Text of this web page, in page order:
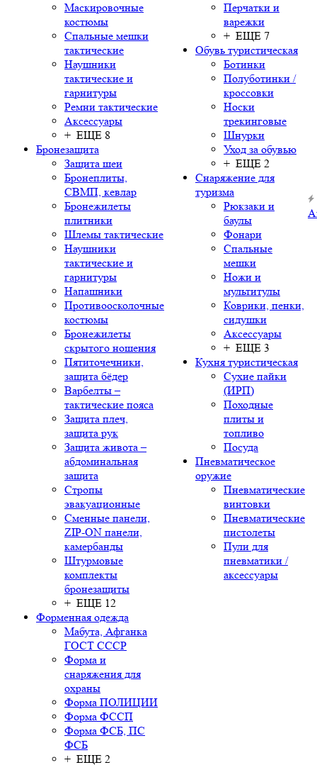
Маскировочные
костюмы
Спальные мешки
тактические
Наушники
тактические и
гарнитуры
Ремни тактические
Аксессуары
+ ЕЩЕ 8
Бронезащита
Защита шеи
Бронеплиты,
СВМП, кевлар
Бронежилеты
плитники
Шлемы тактические
Наушники
тактические и
гарнитуры
Напашники
Противоосколочные
костюмы
Бронежилеты
скрытого ношения
Пятиточечники,
защита бёдер
Варбелты –
тактические пояса
Защита плеч,
защита рук
Защита живота –
абдоминальная
защита
Стропы
эвакуационные
Сменные панели,
ZIP-ON панели,
камербанды
Штурмовые
комплекты
бронезащиты
+ ЕЩЕ 12
Форменная одежда
Мабута, Афганка
ГОСТ СССР
Форма и
снаряжения для
охраны
Форма ПОЛИЦИИ
Форма ФССП
Форма ФСБ, ПС
ФСБ
+ ЕЩЕ 2
Перчатки и
варежки
+ ЕЩЕ 7
Обувь туристическая
Ботинки
Полуботинки /
кроссовки
Носки
трекинговые
Шнурки
Уход за обувью
+ ЕЩЕ 2
Снаряжение для
туризма
Рюкзаки и
баулы
Фонари
Спальные
мешки
Ножи и
мультитулы
Коврики, пенки,
сидушки
Аксессуары
+ ЕЩЕ 3
Кухня туристическая
Сухие пайки
(ИРП)
Походные
плиты и
топливо
Посуда
Пневматическое
оружие
Пневматические
винтовки
Пневматические
пистолеты
Пули для
пневматики /
аксессуары